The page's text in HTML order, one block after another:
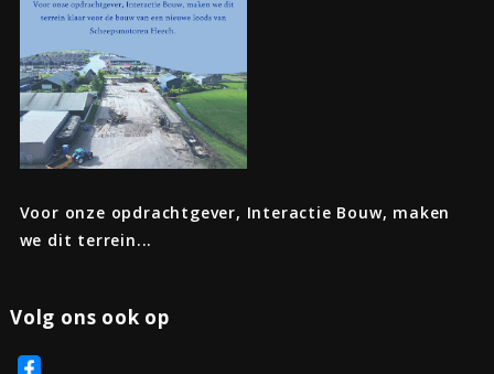
Voor onze opdrachtgever, Interactie Bouw, maken
we dit terrein...
Volg ons ook op